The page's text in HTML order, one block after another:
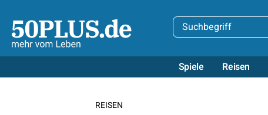
Spiele
Reisen
REISEN